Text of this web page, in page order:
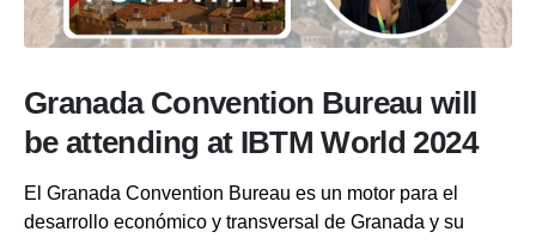
Granada Convention Bureau will
be attending at IBTM World 2024
El Granada Convention Bureau es un motor para el
desarrollo económico y transversal de Granada y su